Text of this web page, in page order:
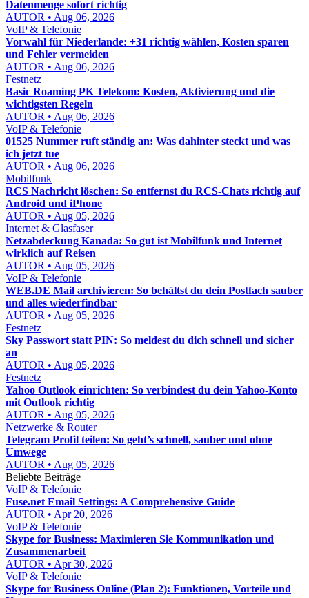
Datenmenge sofort richtig
AUTOR • Aug 06, 2026
VoIP & Telefonie
Vorwahl für Niederlande: +31 richtig wählen, Kosten sparen
und Fehler vermeiden
AUTOR • Aug 06, 2026
Festnetz
Basic Roaming PK Telekom: Kosten, Aktivierung und die
wichtigsten Regeln
AUTOR • Aug 06, 2026
VoIP & Telefonie
01525 Nummer ruft ständig an: Was dahinter steckt und was
ich jetzt tue
AUTOR • Aug 06, 2026
Mobilfunk
RCS Nachricht löschen: So entfernst du RCS-Chats richtig auf
Android und iPhone
AUTOR • Aug 05, 2026
Internet & Glasfaser
Netzabdeckung Kanada: So gut ist Mobilfunk und Internet
wirklich auf Reisen
AUTOR • Aug 05, 2026
VoIP & Telefonie
WEB.DE Mail archivieren: So behältst du dein Postfach sauber
und alles wiederfindbar
AUTOR • Aug 05, 2026
Festnetz
Sky Passwort statt PIN: So meldest du dich schnell und sicher
an
AUTOR • Aug 05, 2026
Festnetz
Yahoo Outlook einrichten: So verbindest du dein Yahoo-Konto
mit Outlook richtig
AUTOR • Aug 05, 2026
Netzwerke & Router
Telegram Profil teilen: So geht’s schnell, sauber und ohne
Umwege
AUTOR • Aug 05, 2026
Beliebte Beiträge
VoIP & Telefonie
Fuse.net Email Settings: A Comprehensive Guide
AUTOR • Apr 20, 2026
VoIP & Telefonie
Skype for Business: Maximieren Sie Kommunikation und
Zusammenarbeit
AUTOR • Apr 30, 2026
VoIP & Telefonie
Skype for Business Online (Plan 2): Funktionen, Vorteile und